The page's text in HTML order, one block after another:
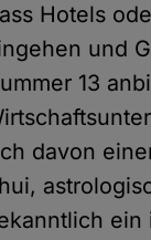
Hotels
und
13
davon
ein